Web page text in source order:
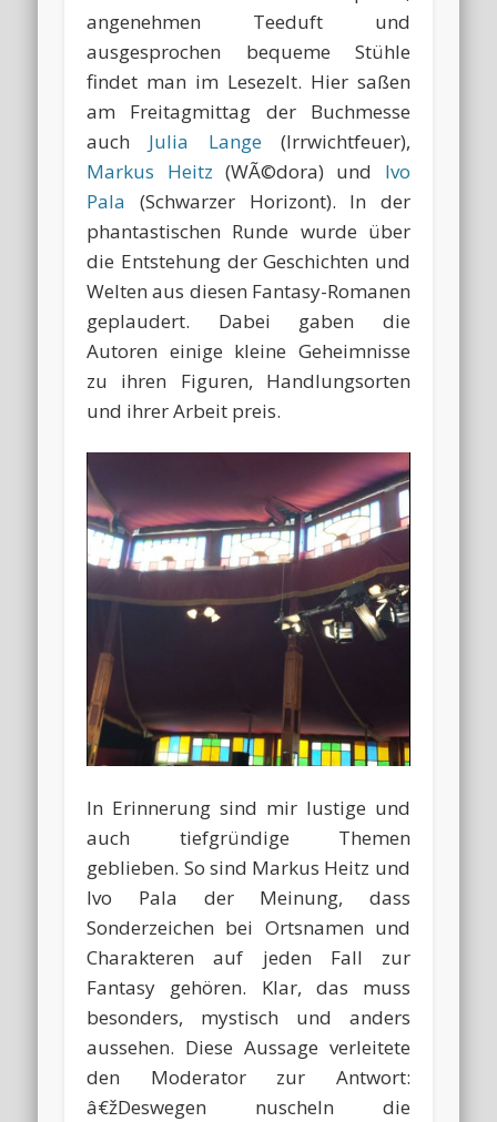
angenehmen Teeduft und
ausgesprochen bequeme Stühle
findet man im Lesezelt. Hier saßen
am Freitagmittag der Buchmesse
auch Julia Lange(Irrwichtfeuer),
Markus Heitz (WÃ©dora) und Ivo
Pala (Schwarzer Horizont). In der
phantastischen Runde wurde über
die Entstehung der Geschichten und
Welten aus diesen Fantasy-Romanen
geplaudert. Dabei gaben die
Autoren einige kleine Geheimnisse
zu ihren Figuren, Handlungsorten
und ihrer Arbeit preis.
In Erinnerung sind mir lustige und
auch tiefgründige Themen
geblieben. So sind Markus Heitz und
Ivo Pala der Meinung, dass
Sonderzeichen bei Ortsnamen und
Charakteren auf jeden Fall zur
Fantasy gehören. Klar, das muss
besonders, mystisch und anders
aussehen. Diese Aussage verleitete
den Moderator zur Antwort:
â€žDeswegen nuscheln die